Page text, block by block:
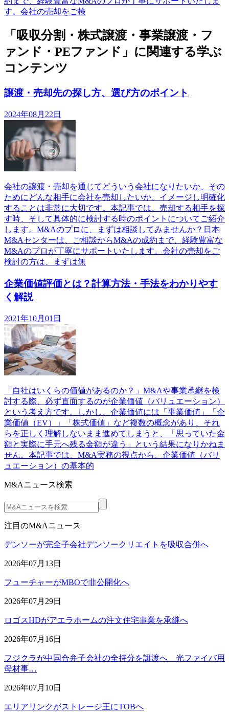
す。会社の売却をご検
「吸収分割・株式譲渡・事業譲渡・フ
ァンド・PEファンド」に関連する学ぶ
コンテンツ
譲渡・売却先の探し方、選び方のポイント
2024年08月22日
会社の譲渡・売却を通じてどういう会社になりたいか、その
ためにどんな相手に会社を売却したいか、イメージし明確化
することは非常に大切です。本記事では、売却する相手を探
す時、そして具体的に検討する時のポイントについてご紹介
します。M&Aのプロに、まずは相談してみませんか？日本
M&Aセンターは、ご相談からM&Aの成約まで、経験豊富な
M&Aのプロが丁寧にサポートいたします。会社の売却をご
検討の方は、まずは無
企業価値評価とは？計算方法・手法をわかりやす
く解説
2021年10月01日
「自社はいくらの価値があるのか？」M&Aや事業承継を検
討する際、必ず直面するのが企業価値（バリュエーション）
という考え方です。しかし、企業価値には「事業価値」「企
業価値（EV）」「株式価値」など複数の概念があり、それ
らを正しく理解しないまま進めてしまうと、「思っていた金
額と実際に手元へ残る金額が違う」という結果になりかねま
せん。本記事では、M&A実務の視点から、企業価値（バリ
ュエーション）の基本的
M&Aニュース検索
注目のM&Aニュース
デンソーが完全子会社デンソークリエイトを吸収合併へ
2026年07月13日
フューチャーがMBOで非公開化へ
2026年07月29日
ロゴスHDがアエラホームの注文住宅事業を承継へ
2026年07月16日
フジクラが中国合弁子会社の全持分を譲渡へ 光ファイバ用
母材事…
2026年07月10日
エリアリンクがストレージ王にTOBへ